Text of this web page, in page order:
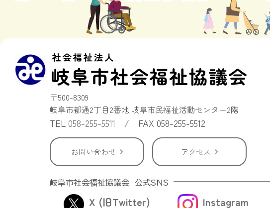
〒500-8309
岐阜市都通2丁目2番地 岐阜市民福祉活動センター2階
TEL 058-255-5511 / FAX 058-255-5512
お問い合わせ アクセス
岐阜市社会福祉協議会 公式SNS
X (旧Twitter) Instagram